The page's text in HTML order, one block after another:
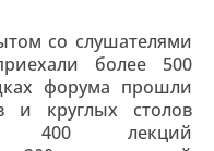
со слушателями
более 500
форума прошли
и круглых столов
400 лекций